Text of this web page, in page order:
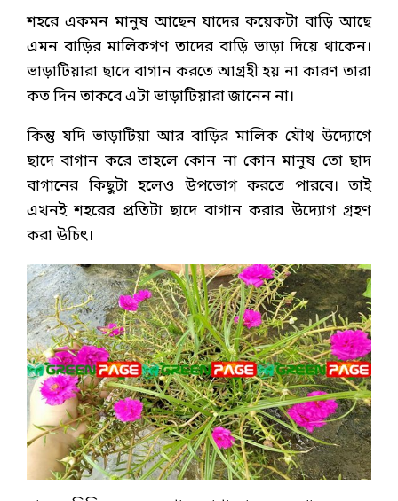
শহরে একমন মানুষ আছেন যাদের কয়েকটা বাড়ি আছে
এমন বাড়ির মালিকগণ তাদের বাড়ি ভাড়া দিয়ে থাকেন।
ভাড়াটিয়ারা ছাদে বাগান করতে আগ্রহী হয় না কারণ তারা
কত দিন তাকবে এটা ভাড়াটিয়ারা জানেন না।
কিন্তু যদি ভাড়াটিয়া আর বাড়ির মালিক যৌথ উদ্যোগে
ছাদে বাগান করে তাহলে কোন না কোন মানুষ তো ছাদ
বাগানের কিছুটা হলেও উপভোগ করতে পারবে। তাই
এখনই শহরের প্রতিটা ছাদে বাগান করার উদ্যোগ গ্রহণ
করা উচিৎ।